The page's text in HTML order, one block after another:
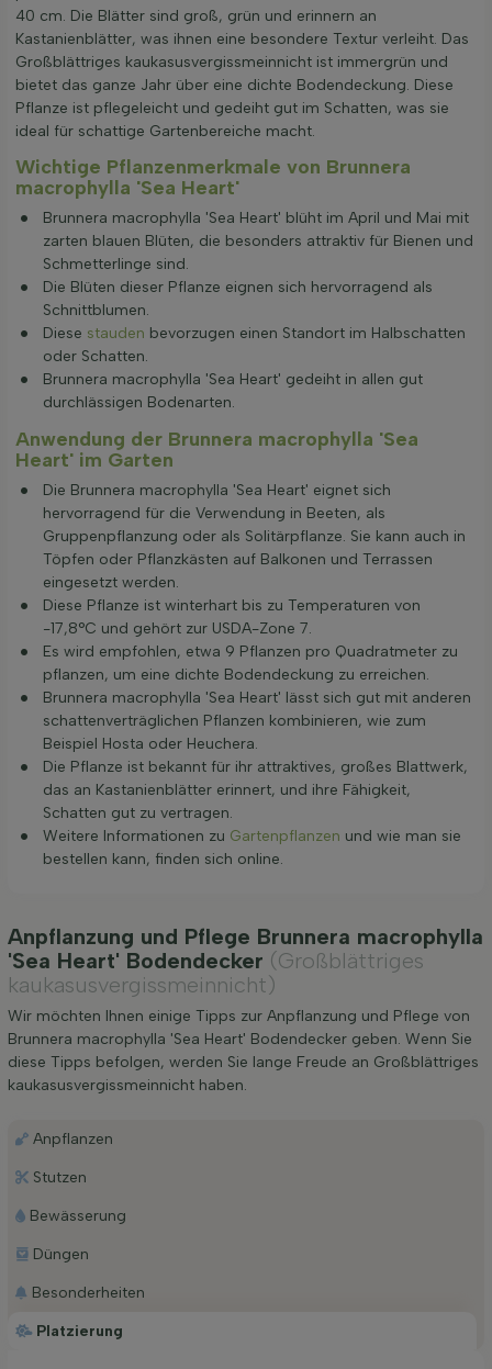
40 cm. Die Blätter sind groß, grün und erinnern an
Kastanienblätter, was ihnen eine besondere Textur verleiht. Das
Großblättriges kaukasusvergissmeinnicht ist immergrün und
bietet das ganze Jahr über eine dichte Bodendeckung. Diese
Pflanze ist pflegeleicht und gedeiht gut im Schatten, was sie
ideal für schattige Gartenbereiche macht.
Wichtige Pflanzenmerkmale von Brunnera
macrophylla 'Sea Heart'
Brunnera macrophylla 'Sea Heart' blüht im April und Mai mit
zarten blauen Blüten, die besonders attraktiv für Bienen und
Schmetterlinge sind.
Die Blüten dieser Pflanze eignen sich hervorragend als
Schnittblumen.
Diese stauden bevorzugen einen Standort im Halbschatten
oder Schatten.
Brunnera macrophylla 'Sea Heart' gedeiht in allen gut
durchlässigen Bodenarten.
Anwendung der Brunnera macrophylla 'Sea
Heart' im Garten
Die Brunnera macrophylla 'Sea Heart' eignet sich
hervorragend für die Verwendung in Beeten, als
Gruppenpflanzung oder als Solitärpflanze. Sie kann auch in
Töpfen oder Pflanzkästen auf Balkonen und Terrassen
eingesetzt werden.
Diese Pflanze ist winterhart bis zu Temperaturen von
-17,8°C und gehört zur USDA-Zone 7.
Es wird empfohlen, etwa 9 Pflanzen pro Quadratmeter zu
pflanzen, um eine dichte Bodendeckung zu erreichen.
Brunnera macrophylla 'Sea Heart' lässt sich gut mit anderen
schattenverträglichen Pflanzen kombinieren, wie zum
Beispiel Hosta oder Heuchera.
Die Pflanze ist bekannt für ihr attraktives, großes Blattwerk,
das an Kastanienblätter erinnert, und ihre Fähigkeit,
Schatten gut zu vertragen.
Weitere Informationen zu Gartenpflanzen und wie man sie
bestellen kann, finden sich online.
Anpflanzung und Pflege Brunnera macrophylla
'Sea Heart' Bodendecker (Großblättriges
kaukasusvergissmeinnicht)
Wir möchten Ihnen einige Tipps zur Anpflanzung und Pflege von
Brunnera macrophylla 'Sea Heart' Bodendecker geben. Wenn Sie
diese Tipps befolgen, werden Sie lange Freude an Großblättriges
kaukasusvergissmeinnicht haben.
Platzierung
Anpflanzen
Stutzen
Bewässerung
Düngen
Besonderheiten